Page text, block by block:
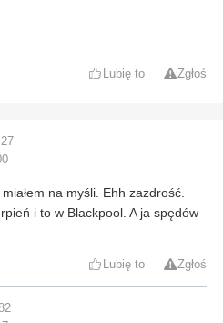
Lubię to Zgłoś
27
na myśli. Ehh zazdrość.
i to w Blackpool. A ja spędów
Lubię to Zgłoś